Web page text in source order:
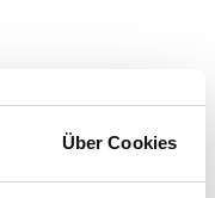
Über Cookies